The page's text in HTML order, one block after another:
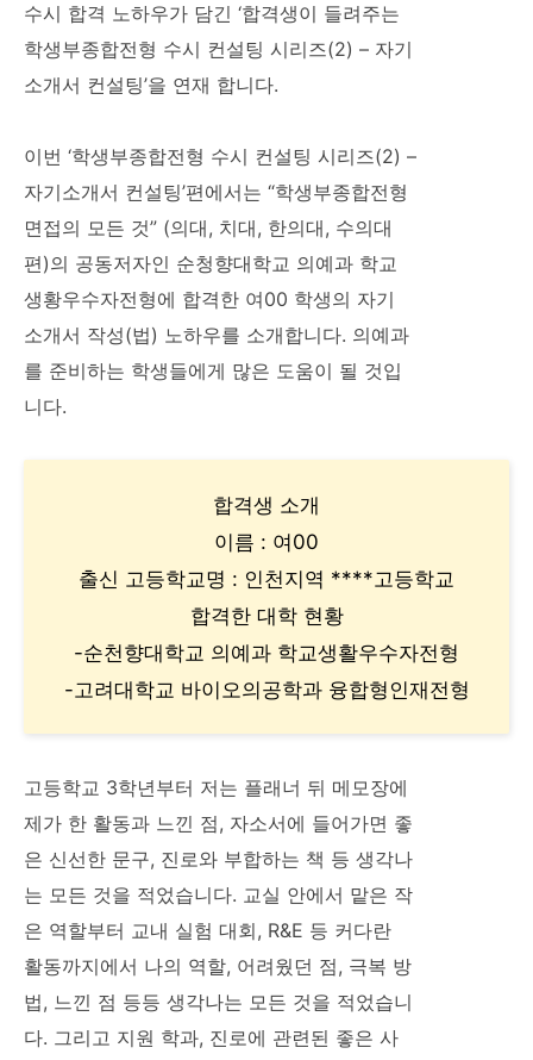
수시 합격 노하우가 담긴 ‘합격생이 들려주는
학생부종합전형 수시 컨설팅 시리즈(2) – 자기
소개서 컨설팅’을 연재 합니다.
이번 ‘학생부종합전형 수시 컨설팅 시리즈(2) –
자기소개서 컨설팅’편에서는 “학생부종합전형
면접의 모든 것” (의대, 치대, 한의대, 수의대
편)의 공동저자인 순청향대학교 의예과 학교
생황우수자전형에 합격한 여00 학생의 자기
소개서 작성(법) 노하우를 소개합니다. 의예과
를 준비하는 학생들에게 많은 도움이 될 것입
니다.
합격생 소개
이름 : 여00
출신 고등학교명 : 인천지역 ****고등학교
합격한 대학 현황
-순천향대학교 의예과 학교생활우수자전형
-고려대학교 바이오의공학과 융합형인재전형
고등학교 3학년부터 저는 플래너 뒤 메모장에
제가 한 활동과 느낀 점, 자소서에 들어가면 좋
은 신선한 문구, 진로와 부합하는 책 등 생각나
는 모든 것을 적었습니다. 교실 안에서 맡은 작
은 역할부터 교내 실험 대회, R&E 등 커다란
활동까지에서 나의 역할, 어려웠던 점, 극복 방
법, 느낀 점 등등 생각나는 모든 것을 적었습니
다. 그리고 지원 학과, 진로에 관련된 좋은 사